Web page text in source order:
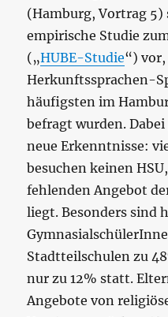
(Hamburg, Vortrag 5)
empirische Studie
(„HUBE-Studie“) vor,
Herkunftssprachen-
häufigsten im
befragt wurden.
neue Erkenntnisse:
besuchen keinen
fehlenden Angebot
liegt. Besonders sind
Stadtteilschulen zu
nur zu 12% statt.
Angebote von